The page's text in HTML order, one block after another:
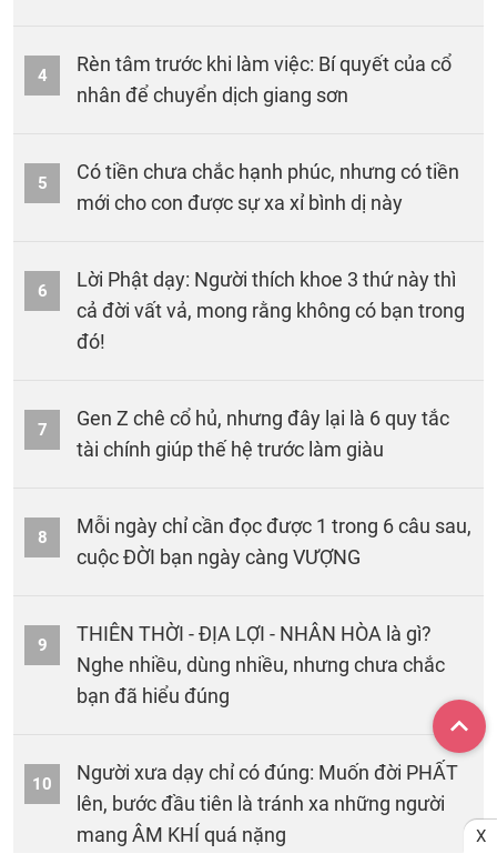
4
Rèn tâm trước khi làm việc: Bí quyết của cổ
nhân để chuyển dịch giang sơn
5
Có tiền chưa chắc hạnh phúc, nhưng có tiền
mới cho con được sự xa xỉ bình dị này
6
Lời Phật dạy: Người thích khoe 3 thứ này thì
cả đời vất vả, mong rằng không có bạn trong
đó!
7
Gen Z chê cổ hủ, nhưng đây lại là 6 quy tắc
tài chính giúp thế hệ trước làm giàu
8
Mỗi ngày chỉ cần đọc được 1 trong 6 câu sau,
cuộc ĐỜI bạn ngày càng VƯỢNG
9
THIÊN THỜI - ĐỊA LỢI - NHÂN HÒA là gì?
Nghe nhiều, dùng nhiều, nhưng chưa chắc
bạn đã hiểu đúng
10
Người xưa dạy chỉ có đúng: Muốn đời PHẤT
lên, bước đầu tiên là tránh xa những người
mang ÂM KHÍ quá nặng
X